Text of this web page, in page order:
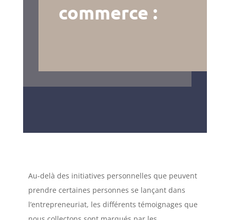
commerce :
Au-delà des initiatives personnelles que peuvent
prendre certaines personnes se lançant dans
l’entrepreneuriat, les différents témoignages que